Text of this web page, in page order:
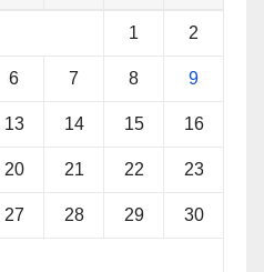
1 2
6 7 8 9
13 14 15 16
20 21 22 23
27 28 29 30